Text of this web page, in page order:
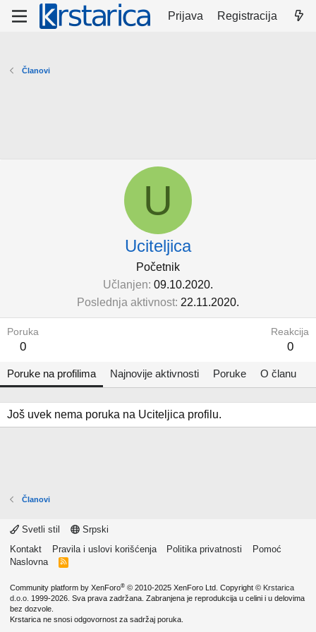
Prijava Registracija
Članovi
U
Uciteljica
Početnik
Učlanjen 09.10.2020.
Poslednja aktivnost 22.11.2020.
Poruka
0
Reakcija
0
Poruke na profilima Najnovije aktivnosti Poruke O članu
Još uvek nema poruka na Uciteljica profilu.
Članovi
Svetli stil
Srpski
Kontakt
Pravila i uslovi korišćenja Politika privatnosti
Pomoć
Naslovna
R
Community platform by XenForo® © 2010-2025 XenForo Ltd. Copyright © Krstarica
d.o.o. 1999-2026. Sva prava zadržana. Zabranjena je reprodukcija u celini i u delovima
bez dozvole.
Krstarica ne snosi odgovornost za sadržaj poruka.